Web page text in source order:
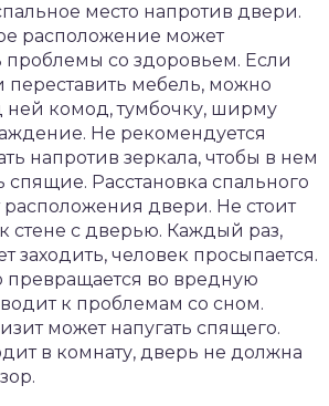
место напротив двери.
расположение может
проблемы со здоровьем. Если
переставить мебель, можно
ней комод, тумбочку, ширму
Не рекомендуется
напротив зеркала, чтобы в нем
спящие. Расстановка спального
расположения двери. Не стоит
к стене с дверью. Каждый раз,
заходить, человек просыпается.
превращается во вредную
к проблемам со сном.
может напугать спящего.
в комнату, дверь не должна